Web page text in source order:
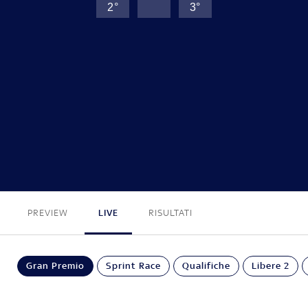
2°
3°
PREVIEW LIVE RISULTATI
Gran Premio Sprint Race Qualifiche Libere 2